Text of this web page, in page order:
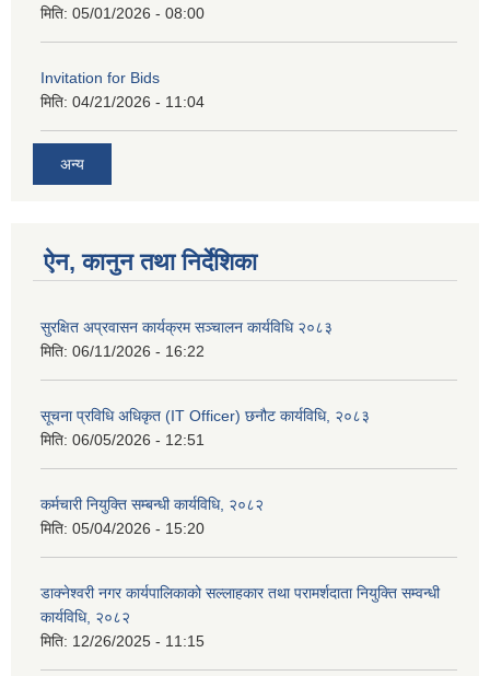
मिति: 05/01/2026 - 08:00
Invitation for Bids
मिति: 04/21/2026 - 11:04
अन्य
ऐन, कानुन तथा निर्देशिका
सुरक्षित अप्रवासन कार्यक्रम सञ्चालन कार्यविधि २०८३
मिति: 06/11/2026 - 16:22
सूचना प्रविधि अधिकृत (IT Officer) छनौट कार्यविधि, २०८३
मिति: 06/05/2026 - 12:51
कर्मचारी नियुक्ति सम्बन्धी कार्यविधि, २०८२
मिति: 05/04/2026 - 15:20
डाक्नेश्वरी नगर कार्यपालिकाको सल्लाहकार तथा परामर्शदाता नियुक्ति सम्वन्धी
कार्यविधि, २०८२
मिति: 12/26/2025 - 11:15